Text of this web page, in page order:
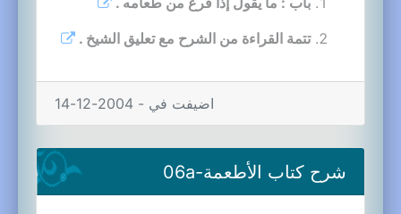
تتمة القراءة من الشرح مع تعليق الشيخ .
اضيفت في - 2004-12-14
شرح كتاب الأطعمة-06a